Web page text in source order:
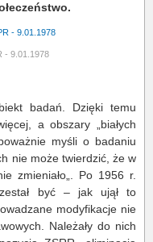
- 9.01.1978
badań. Dzięki temu
a obszary „białych
myśli o badaniu
nie może twierdzić, że w
zmieniało„. Po 1956 r.
być – jak ujął to
modyfikacje nie
Należały do nich